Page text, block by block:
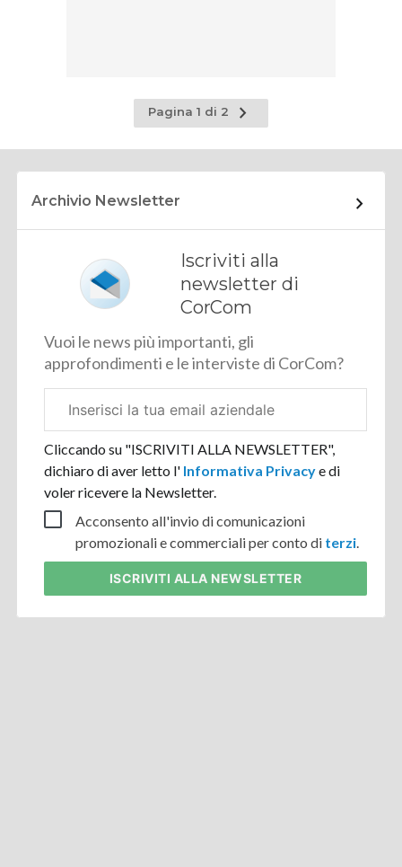
Pagina 1 di 2
Pagina
successiva
Archivio Newsletter
Iscriviti alla
newsletter di
CorCom
Vuoi le news più importanti, gli
approfondimenti e le interviste di CorCom?
aziendale
Cliccando su "ISCRIVITI ALLA NEWSLETTER",
dichiaro di aver letto l' Informativa Privacye di
voler ricevere la Newsletter.
Acconsento all'invio di comunicazioni
promozionali e commerciali per conto di terzi
ISCRIVITI ALLA NEWSLETTER